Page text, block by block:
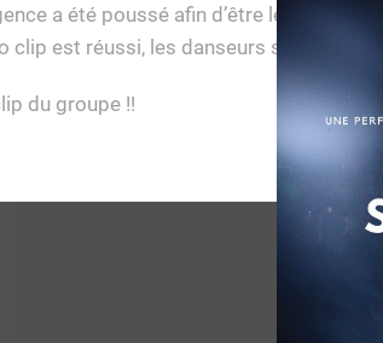
a été poussé afin d’être le plus
clip est réussi, les danseurs sont
du groupe !!